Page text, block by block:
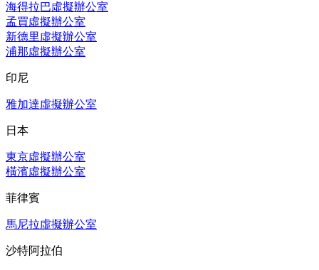
海得拉巴虛擬辦公室
孟買虛擬辦公室
新德里虛擬辦公室
浦那虛擬辦公室
印尼
雅加達虛擬辦公室
日本
東京虛擬辦公室
橫濱虛擬辦公室
菲律賓
馬尼拉虛擬辦公室
沙特阿拉伯